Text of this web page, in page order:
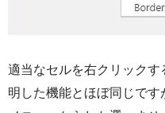
適当なセルを右クリック
明した機能とほぼ同じで